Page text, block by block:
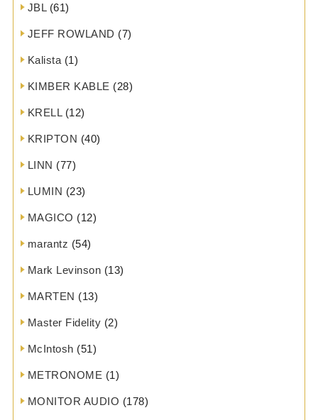
JBL(61)
JEFF ROWLAND (7)
Kalista (1)
KIMBER KABLE (28)
KRELL(12)
KRIPTON (40)
LINN (77)
LUMIN (23)
MAGICO (12)
marantz (54)
Mark Levinson (13)
MARTEN (13)
Master Fidelity (2)
McIntosh (51)
METRONOME (1)
MONITOR AUDIO (178)